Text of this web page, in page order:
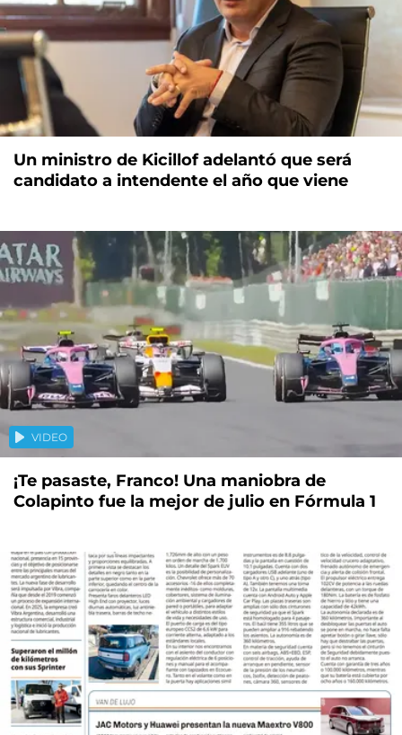
Un ministro de Kicillof adelantó que será
candidato a intendente el año que viene
VIDEO
¡Te pasaste, Franco! Una maniobra de
Colapinto fue la mejor de julio en Fórmula 1